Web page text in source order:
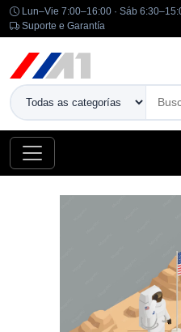
Lun–Vie 7:00–16:00 · Sáb
Suporte e Garantía